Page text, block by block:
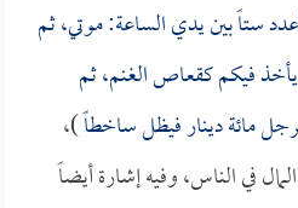
ستاً بين يدي الساعة: موتي، ثم
فيكم كقعاص الغنم، ثم
مائة دينار فيظل ساخطاً)،
في الناس، وفيه إشارة أيضاً